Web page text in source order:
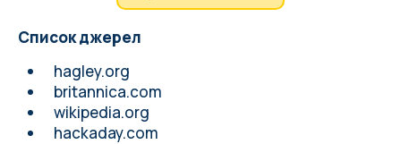
Список джерел
hagley.org
britannica.com
wikipedia.org
hackaday.com